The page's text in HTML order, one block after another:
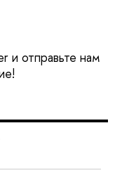
и отправьте нам